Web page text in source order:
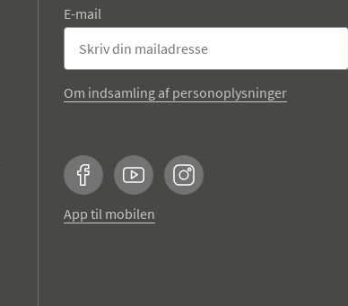
E-mail
Om indsamling af personoplysninger
FacebookYouTubeInstagram
App til mobilen